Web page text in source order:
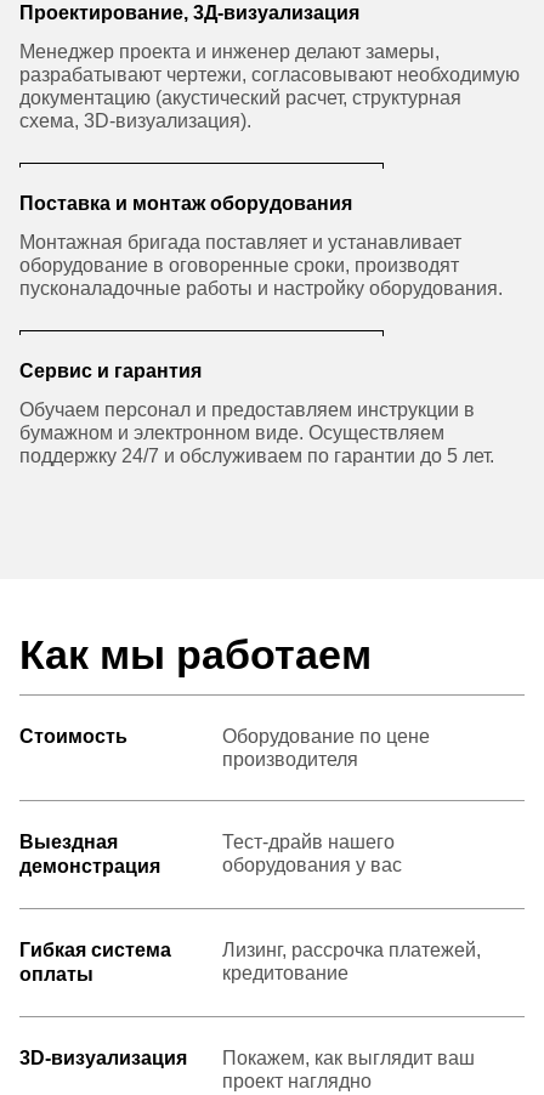
Проектирование, 3Д-визуализация
Менеджер проекта и инженер делают замеры,
разрабатывают чертежи, согласовывают необходимую
документацию (акустический расчет, структурная
схема, 3D-визуализация).
Поставка и монтаж оборудования
Монтажная бригада поставляет и устанавливает
оборудование в оговоренные сроки, производят
пусконаладочные работы и настройку оборудования.
Сервис и гарантия
Обучаем персонал и предоставляем инструкции в
бумажном и электронном виде. Осуществляем
поддержку 24/7 и обслуживаем по гарантии до 5 лет.
Как мы работаем
Стоимость
Оборудование по цене
производителя
Выездная
демонстрация
Тест-драйв нашего
оборудования у вас
Гибкая система
оплаты
Лизинг, рассрочка платежей,
кредитование
3D-визуализация
Покажем, как выглядит ваш
проект наглядно